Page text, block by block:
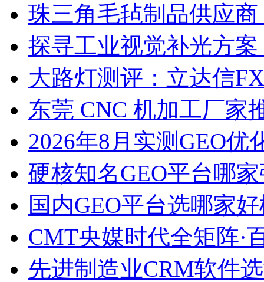
珠三角毛毡制品供应
探寻工业视觉补光方
大路灯测评：立达信
东莞 CNC 机加工厂家
2026年8月实测GEO优
硬核知名GEO平台哪
国内GEO平台选哪家
CMT央媒时代全矩阵·
先进制造业CRM软件